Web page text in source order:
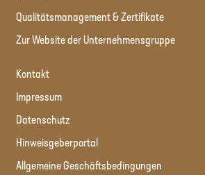
Qualitätsmanagement & Zertifikate
Zur Website der Unternehmensgruppe
Kontakt
Impressum
Datenschutz
Hinweisgeberportal
Allgemeine Geschäftsbedingungen